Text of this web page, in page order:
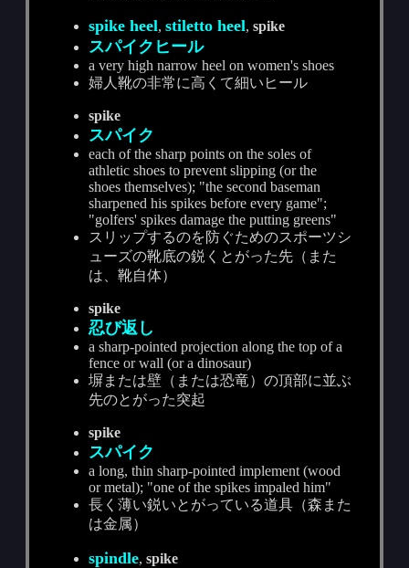
spike heel,stiletto heel,spike
スパイクヒール
a very high narrow heel on women's shoes
婦人靴の非常に高くて細いヒール
spike
スパイク
each of the sharp points on the soles of
athletic shoes to prevent slipping (or the
shoes themselves); "the second baseman
sharpened his spikes before every game";
"golfers' spikes damage the putting greens"
スリップするのを防ぐためのスポーツシ
ューズの靴底の鋭くとがった先（また
は、靴自体）
spike
忍び返し
a sharp-pointed projection along the top of a
fence or wall (or a dinosaur)
塀または壁（または恐竜）の頂部に並ぶ
先のとがった突起
spike
スパイク
a long, thin sharp-pointed implement (wood
or metal); "one of the spikes impaled him"
長く薄い鋭いとがっている道具（森また
は金属）
spindle,spike